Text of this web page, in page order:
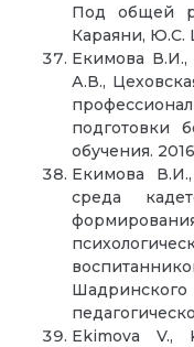
Под общей
Караяни, Ю.С.
Екимова В.И.,
А.В.,
подготовки
обучения.
Екимова
среда
Ekimova V.,